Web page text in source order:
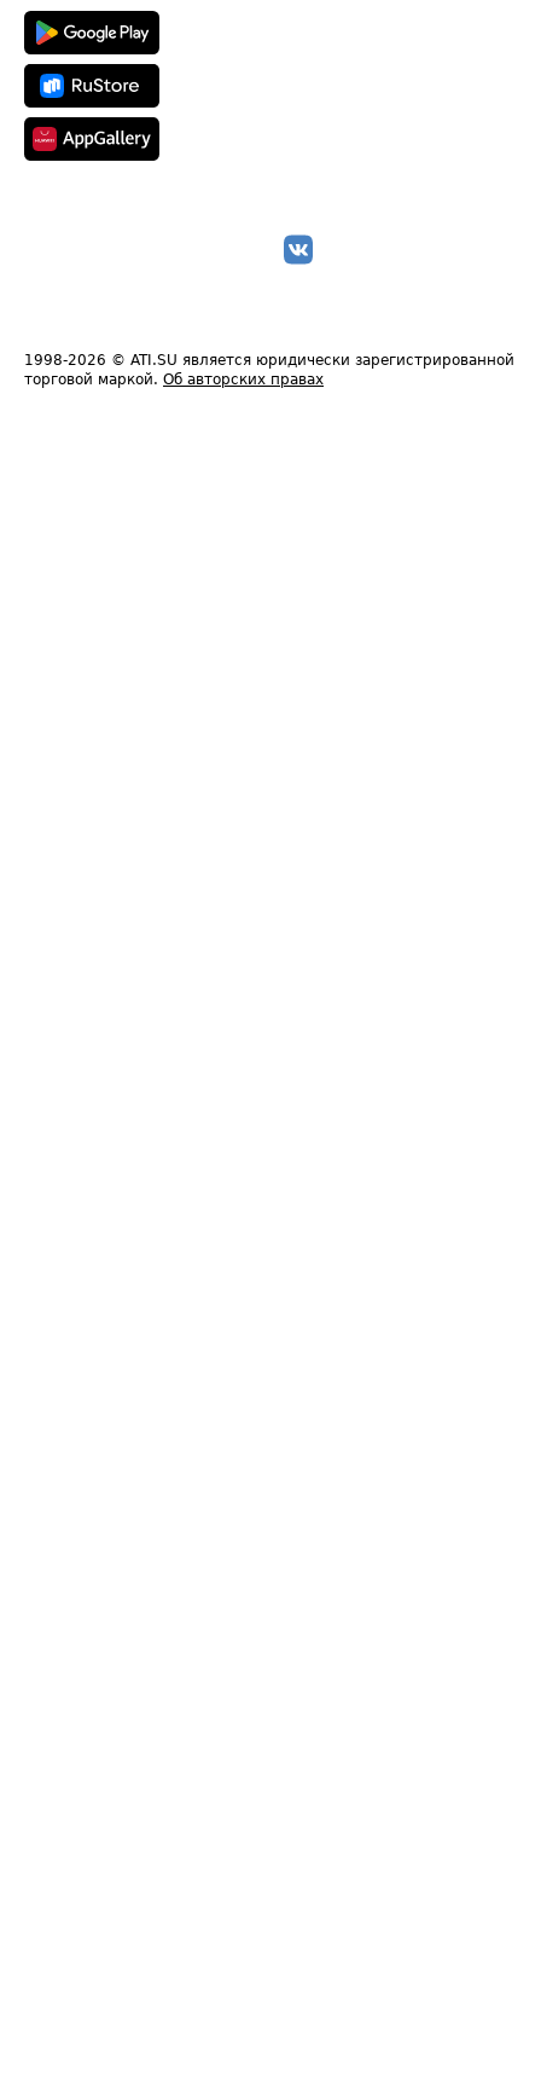
1998-2026 © ATI.SU является юридически зарегистрированной
торговой маркой. Об авторских правах